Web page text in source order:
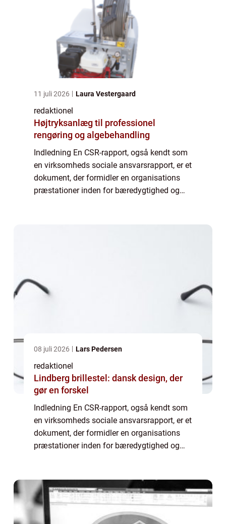
11 juli 2026 Laura Vestergaard
redaktionel
Højtryksanlæg til professionel
rengøring og algebehandling
Indledning En CSR-rapport, også kendt som
en virksomheds sociale ansvarsrapport, er et
dokument, der formidler en organisations
præstationer inden for bæredygtighed og
08 juli 2026 Lars Pedersen
redaktionel
Lindberg brillestel: dansk design, der
gør en forskel
Indledning En CSR-rapport, også kendt som
en virksomheds sociale ansvarsrapport, er et
dokument, der formidler en organisations
præstationer inden for bæredygtighed og
udvikl...